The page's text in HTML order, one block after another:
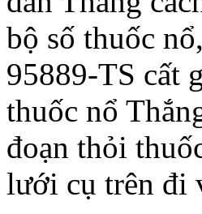
bộ số thuốc
95889-TS cất
thuốc nổ
đoạn thỏi
lưới cụ trên đi